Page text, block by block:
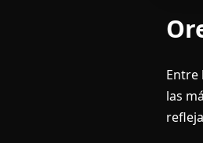
Entre
las